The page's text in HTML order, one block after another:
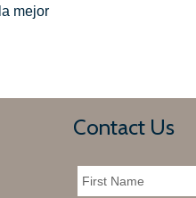
mejor
Contact Us